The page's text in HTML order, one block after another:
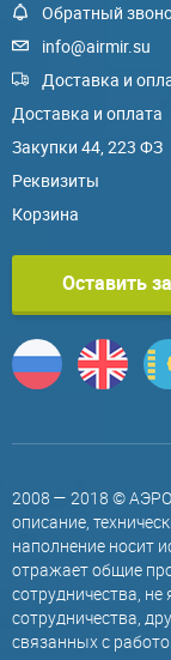
Обратный
info@airmir.su
Доставка и
Доставка и оплата
Закупки 44, 223 ФЗ
Реквизиты
Корзина
Оставить
2008 — 2018 ©
описание,
наполнение носит
отражает общие
сотрудничества,
сотрудничества,
связанных с